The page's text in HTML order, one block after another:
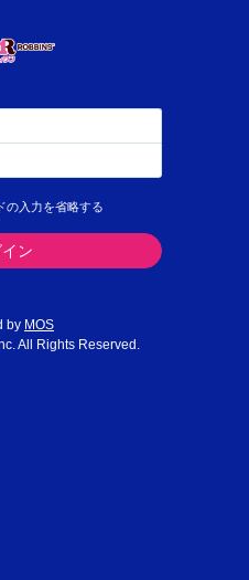
の入力を省略する
ン
by MOS
All Rights Reserved.